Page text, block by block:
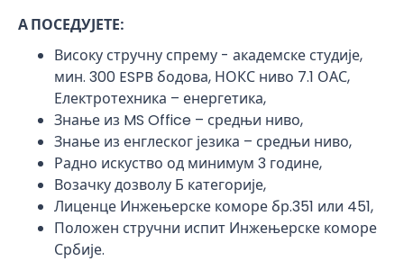
А ПОСЕДУЈЕТЕ:
Високу стручну спрему - академске студије,
мин. 300 ESPB бодова, НОКС ниво 7.1 ОАС,
Електротехника – енергетика,
Знање из MS Office – средњи ниво,
Знање из енглеског језика – средњи ниво,
Радно искуство од минимум 3 године,
Возачку дозволу Б категорије,
Лиценце Инжењерске коморе бр.351 или 451,
Положен стручни испит Инжењерске коморе
Србије.